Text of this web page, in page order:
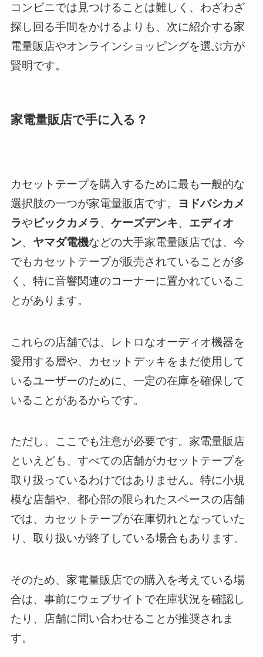
コンビニでは見つけることは難しく、わざわざ
探し回る手間をかけるよりも、次に紹介する家
電量販店やオンラインショッピングを選ぶ方が
賢明です。
家電量販店で手に入る？
カセットテープを購入するために最も一般的な
選択肢の一つが家電量販店です。 ヨドバシカメ
ラや ビックカメラ、 ケーズデンキ、 エディオ
ン、 ヤマダ電機などの大手家電量販店では、今
でもカセットテープが販売されていることが多
く、特に音響関連のコーナーに置かれているこ
とがあります。
これらの店舗では、レトロなオーディオ機器を
愛用する層や、カセットデッキをまだ使用して
いるユーザーのために、一定の在庫を確保して
いることがあるからです。
ただし、ここでも注意が必要です。家電量販店
といえども、すべての店舗がカセットテープを
取り扱っているわけではありません。特に小規
模な店舗や、都心部の限られたスペースの店舗
では、カセットテープが在庫切れとなっていた
り、取り扱いが終了している場合もあります。
そのため、家電量販店での購入を考えている場
合は、事前にウェブサイトで在庫状況を確認し
たり、店舗に問い合わせることが推奨されま
す。